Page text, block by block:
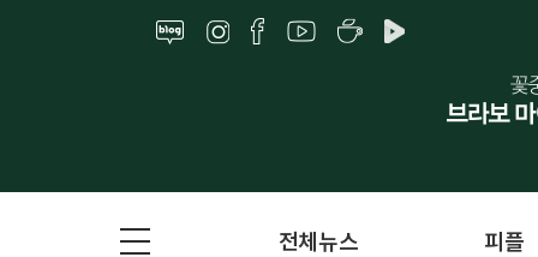
전체뉴스 피플